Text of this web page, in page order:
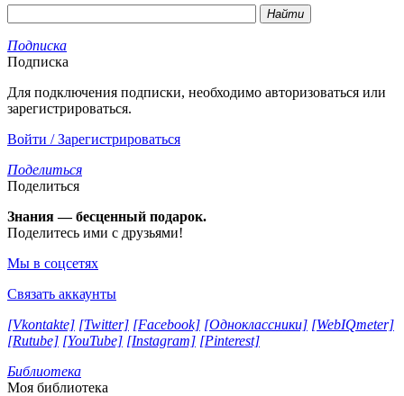
Найти
Подписка
Подписка
Для подключения подписки, необходимо авторизоваться или
зарегистрироваться.
Войти / Зарегистрироваться
Поделиться
Поделиться
Знания — бесценный подарок.
Поделитесь ими с друзьями!
Мы в соцсетях
Связать аккаунты
[Vkontakte] [Twitter] [Facebook] [Одноклассники] [WebIQmeter]
[Rutube] [YouTube] [Instagram] [Pinterest]
Библиотека
Моя библиотека